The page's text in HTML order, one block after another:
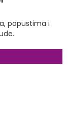
popustima i